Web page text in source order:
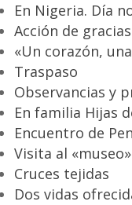
En Nigeria. Día
Acción de
«Un corazón,
Traspaso
Observancias y
En familia Hijas
Encuentro de
Visita al
Cruces tejidas
Dos vidas